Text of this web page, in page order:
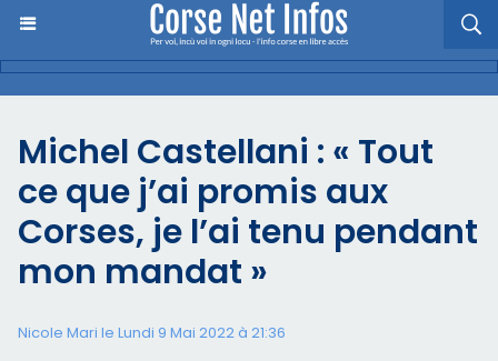
Michel Castellani : « Tout
ce que j’ai promis aux
Corses, je l’ai tenu pendant
mon mandat »
Nicole Mari le Lundi 9 Mai 2022 à 21:36